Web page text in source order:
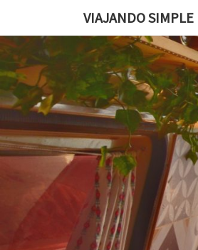
VIAJANDO SIMPLE